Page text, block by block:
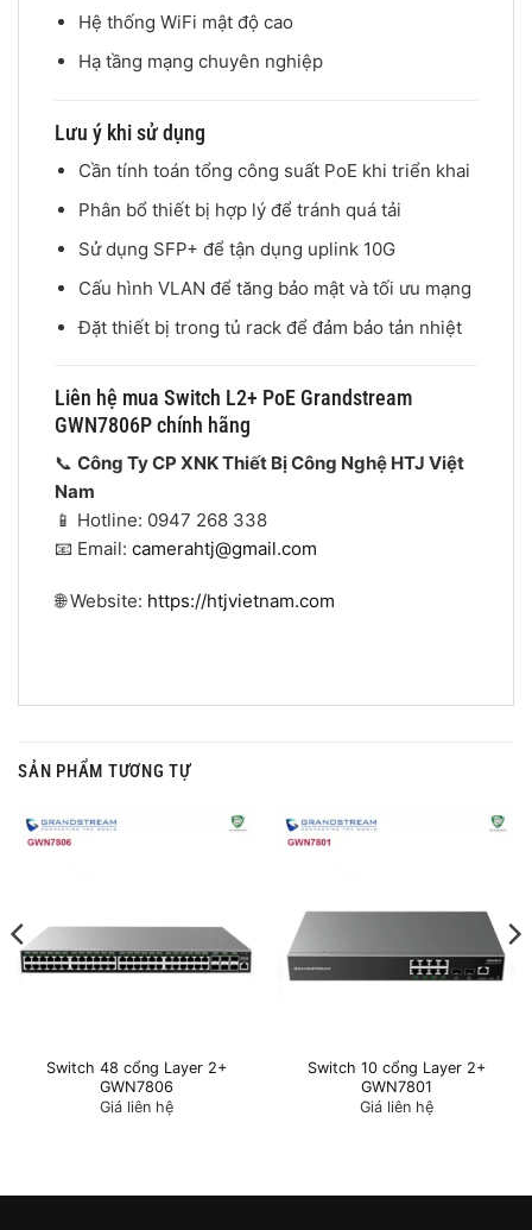
Hệ thống WiFi mật độ cao
Hạ tầng mạng chuyên nghiệp
Lưu ý khi sử dụng
Cần tính toán tổng công suất PoE khi triển khai
Phân bổ thiết bị hợp lý để tránh quá tải
Sử dụng SFP+ để tận dụng uplink 10G
Cấu hình VLAN để tăng bảo mật và tối ưu mạng
Đặt thiết bị trong tủ rack để đảm bảo tản nhiệt
Liên hệ mua Switch L2+ PoE Grandstream
GWN7806P chính hãng
📞 Công Ty CP XNK Thiết Bị Công Nghệ HTJ Việt
Nam
📱 Hotline: 0947 268 338
📧 Email: camerahtj@gmail.com
🌐 Website: https://htjvietnam.com
SẢN PHẨM TƯƠNG TỰ
Switch 48 cổng Layer 2+
GWN7806
Giá liên hệ
Switch 10 cổng Layer 2+
GWN7801
Giá liên hệ